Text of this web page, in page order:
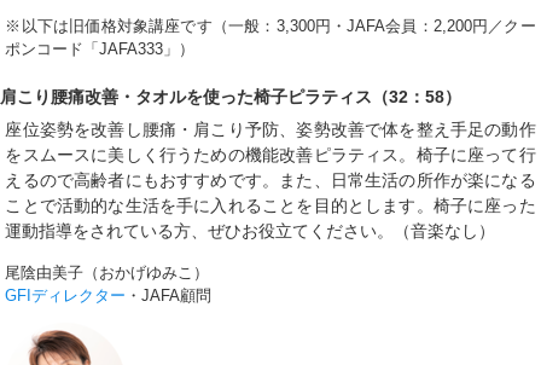
※以下は旧価格対象講座です（一般：3,300円・JAFA会員：2,200円／クー
ポンコード「JAFA333」）
肩こり腰痛改善・タオルを使った椅子ピラティス（32：58）
座位姿勢を改善し腰痛・肩こり予防、姿勢改善で体を整え手足の動作
をスムースに美しく行うための機能改善ピラティス。椅子に座って行
えるので高齢者にもおすすめです。また、日常生活の所作が楽になる
ことで活動的な生活を手に入れることを目的とします。椅子に座った
運動指導をされている方、ぜひお役立てください。（音楽なし）
尾陰由美子（おかげゆみこ）
GFIディレクター ・JAFA顧問